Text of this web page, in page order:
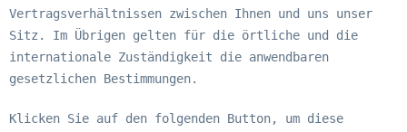
Vertragsverhältnissen zwischen Ihnen und uns unser
Sitz. Im Übrigen gelten für die örtliche und die
internationale Zuständigkeit die anwendbaren
gesetzlichen Bestimmungen.
Klicken Sie auf den folgenden Button, um diese